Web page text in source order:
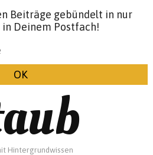
&
Hintergrundwissen
Beiträge gebündelt in nur
Deinem Postfach!